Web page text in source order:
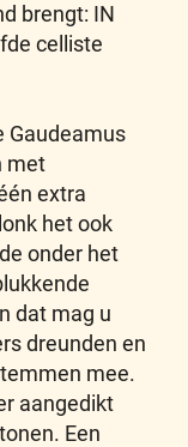
brengt: IN
celliste
Gaudeamus
met
extra
het ook
onder het
dat mag u
dreunden en
mee.
aangedikt
Een